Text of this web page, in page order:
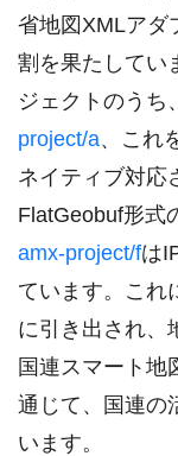
省地図XMLアダ
割を果たしてい
ジェクトのうち
project/a、これ
ネイティブ対応
FlatGeobuf形式
amx-project/fは
ています。これ
に引き出され、
国連スマート地
通じて、国連の
います。